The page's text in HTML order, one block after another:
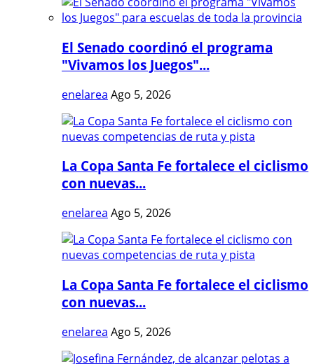
El Senado coordinó el programa
"Vivamos los Juegos"...
enelarea Ago 5, 2026
La Copa Santa Fe fortalece el ciclismo
con nuevas...
enelarea Ago 5, 2026
La Copa Santa Fe fortalece el ciclismo
con nuevas...
enelarea Ago 5, 2026